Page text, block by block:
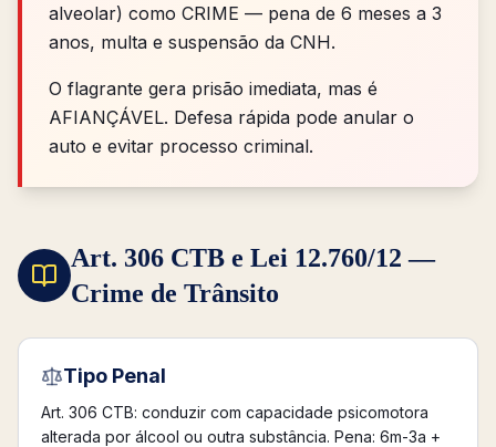
alveolar) como CRIME — pena de 6 meses a 3
anos, multa e suspensão da CNH.
O flagrante gera prisão imediata, mas é
AFIANÇÁVEL. Defesa rápida pode anular o
auto e evitar processo criminal.
Art. 306 CTB e Lei 12.760/12 —
Crime de Trânsito
Tipo Penal
Art. 306 CTB: conduzir com capacidade psicomotora
alterada por álcool ou outra substância. Pena: 6m-3a +